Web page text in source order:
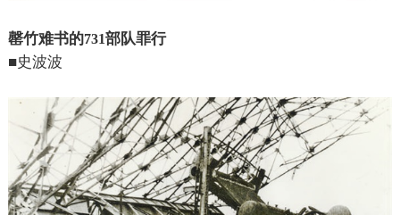
罄竹难书的731部队罪行
■史波波